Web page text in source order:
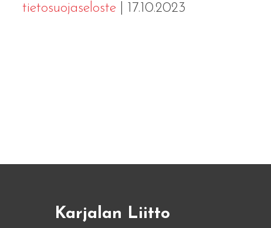
tietosuojaseloste| 17.10.2023
Karjalan Liitto